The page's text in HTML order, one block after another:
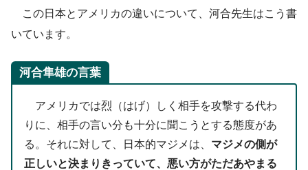
この日本とアメリカの違いについて、河合先生はこう書
いています。
河合隼雄の言葉
アメリカでは烈（はげ）しく相手を攻撃する代わ
りに、相手の言い分も十分に聞こうとする態度があ
る。それに対して、日本的マジメは、 マジメの側が
正しいと決まりきっていて、悪い方がただあやまる